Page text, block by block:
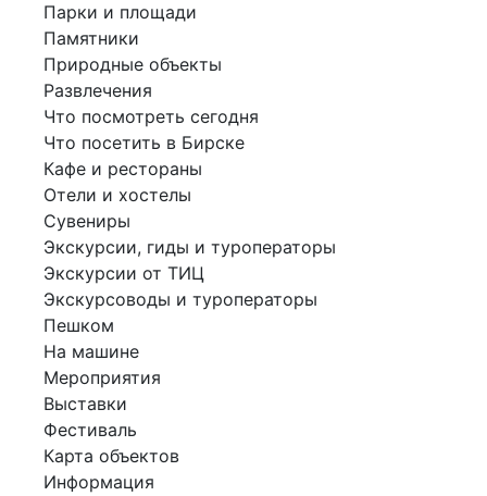
Парки и площади
Памятники
Природные объекты
Развлечения
Что посмотреть сегодня
Что посетить в Бирске
Кафе и рестораны
Отели и хостелы
Сувениры
Экскурсии, гиды и туроператоры
Экскурсии от ТИЦ
Экскурсоводы и туроператоры
Пешком
На машине
Мероприятия
Выставки
Фестиваль
Карта объектов
Информация